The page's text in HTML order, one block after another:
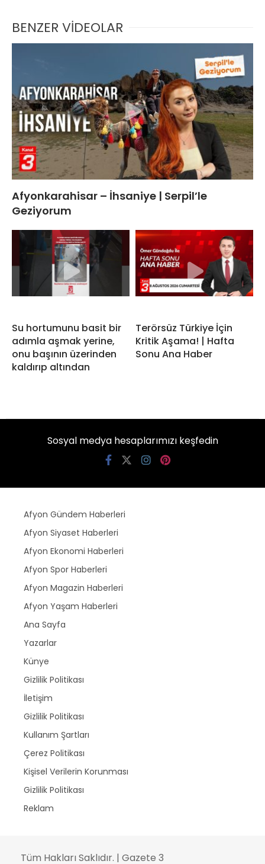
BENZER VİDEOLAR
Afyonkarahisar – İhsaniye | Serpil’le
Geziyorum
Su hortumunu basit bir
adımla aşmak yerine,
onu başının üzerinden
kaldırıp altından
Terörsüz Türkiye İçin
Kritik Aşama! | Hafta
Sonu Ana Haber
Sosyal medya hesaplarımızı keşfedin
Afyon Gündem Haberleri
Afyon Siyaset Haberleri
Afyon Ekonomi Haberleri
Afyon Spor Haberleri
Afyon Magazin Haberleri
Afyon Yaşam Haberleri
Ana Sayfa
Yazarlar
Künye
Gizlilik Politikası
İletişim
Gizlilik Politikası
Kullanım Şartları
Çerez Politikası
Kişisel Verilerin Korunması
Gizlilik Politikası
Reklam
Tüm Hakları Saklıdır. | Gazete 3